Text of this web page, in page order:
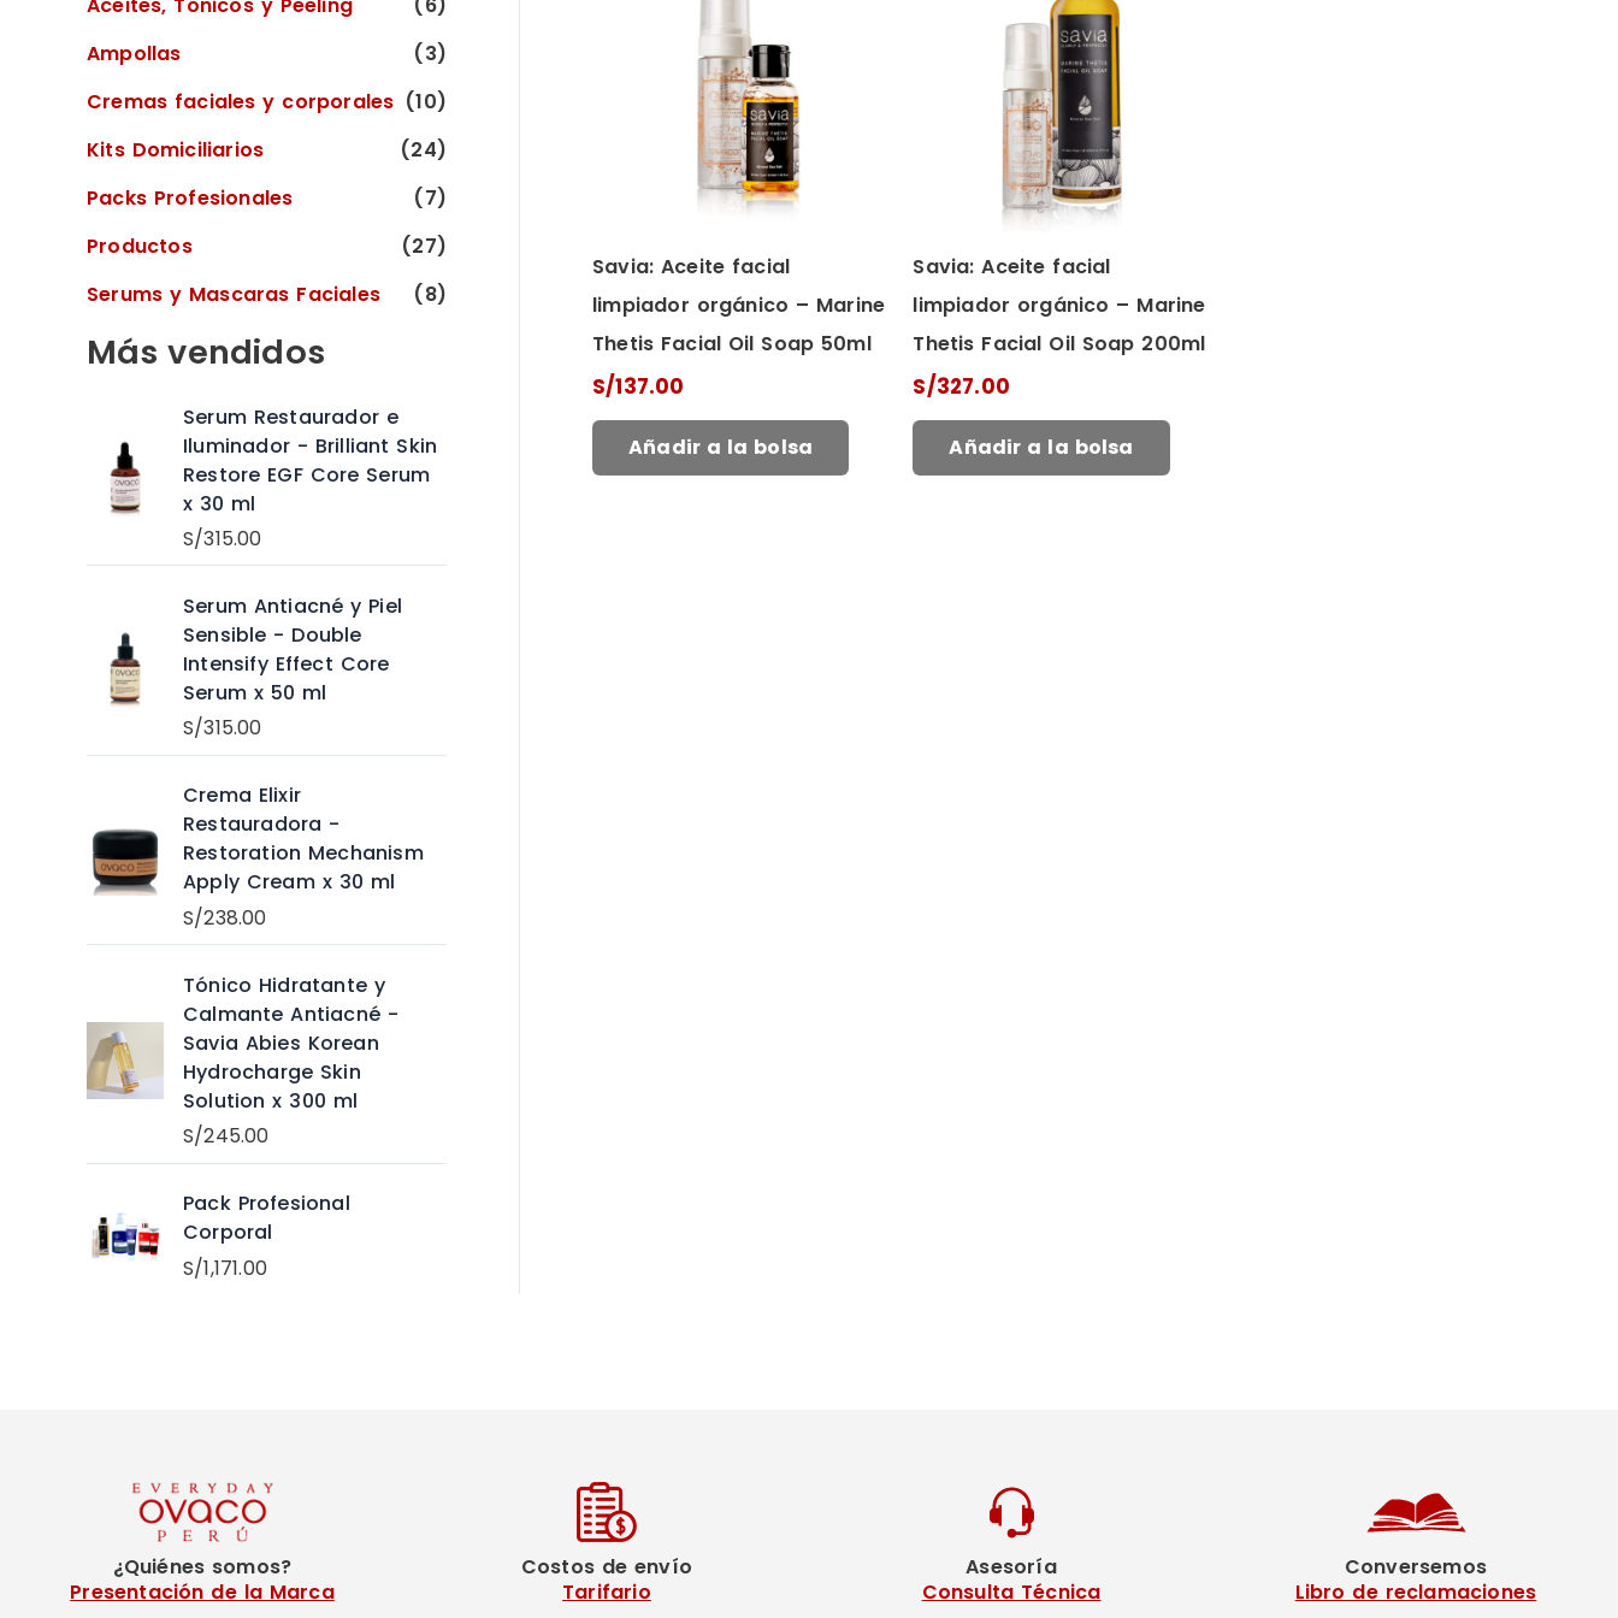
Ampollas
(3)
Cremas faciales y corporales (10)
Kits Domiciliarios
(24)
Packs Profesionales
(7)
Productos
(27)
Serums y Mascaras Faciales
(8)
Más vendidos
Serum Restaurador e
Iluminador - Brilliant Skin
Restore EGF Core Serum
x 30 ml
S/315.00
Serum Antiacné y Piel
Sensible - Double
Intensify Effect Core
Serum x 50 ml
S/315.00
Crema Elixir
Restauradora -
Restoration Mechanism
Apply Cream x 30 ml
S/238.00
Tónico Hidratante y
Calmante Antiacné -
Savia Abies Korean
Hydrocharge Skin
Solution x 300 ml
S/245.00
Pack Profesional
Corporal
S/1,171.00
Savia: Aceite facial
limpiador orgánico – Marine
Thetis Facial Oil Soap 50ml
S/137.00
Añadir a la bolsa
Savia: Aceite facial
limpiador orgánico – Marine
Thetis Facial Oil Soap 200ml
S/327.00
Añadir a la bolsa
¿Quiénes somos?
Presentación de la Marca
Costos de envío
Tarifario
Asesoría
Consulta Técnica
Conversemos
Libro de reclamaciones